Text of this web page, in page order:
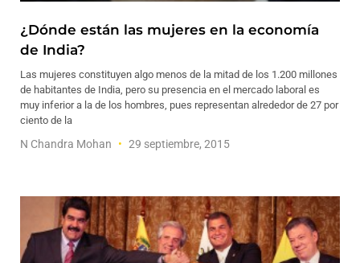
¿Dónde están las mujeres en la economía
de India?
Las mujeres constituyen algo menos de la mitad de los 1.200 millones
de habitantes de India, pero su presencia en el mercado laboral es
muy inferior a la de los hombres, pues representan alrededor de 27 por
ciento de la
N Chandra Mohan 29 septiembre, 2015